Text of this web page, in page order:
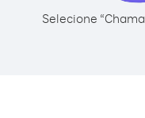
Selecione